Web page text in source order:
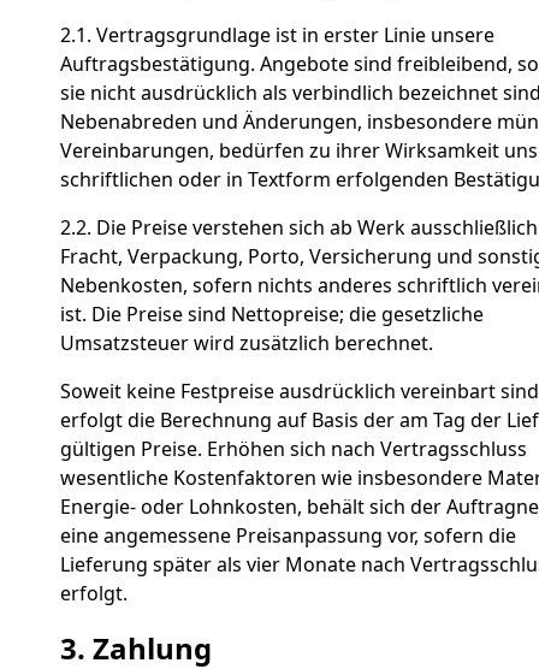
2.1. Vertragsgrundlage ist in erster Linie unsere
Auftragsbestätigung. Angebote sind freibleibend,
sie nicht ausdrücklich als verbindlich bezeichnet
Nebenabreden und Änderungen, insbesondere
Vereinbarungen, bedürfen zu ihrer Wirksamkeit
schriftlichen oder in Textform erfolgenden
2.2. Die Preise verstehen sich ab Werk ausschließlich
Fracht, Verpackung, Porto, Versicherung und
Nebenkosten, sofern nichts anderes schriftlich
ist. Die Preise sind Nettopreise; die gesetzliche
Umsatzsteuer wird zusätzlich berechnet.
Soweit keine Festpreise ausdrücklich vereinbart
erfolgt die Berechnung auf Basis der am Tag der
gültigen Preise. Erhöhen sich nach Vertragsschluss
wesentliche Kostenfaktoren wie insbesondere
Energie- oder Lohnkosten, behält sich der
eine angemessene Preisanpassung vor, sofern die
Lieferung später als vier Monate nach
erfolgt.
3. Zahlung